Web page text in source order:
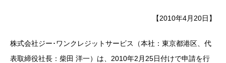
【2010年4月20日】
株式会社ジー･ワンクレジットサービス（本社：東京都港区、代
表取締役社長：柴田 洋一）は、2010年2月25日付けで申請を行